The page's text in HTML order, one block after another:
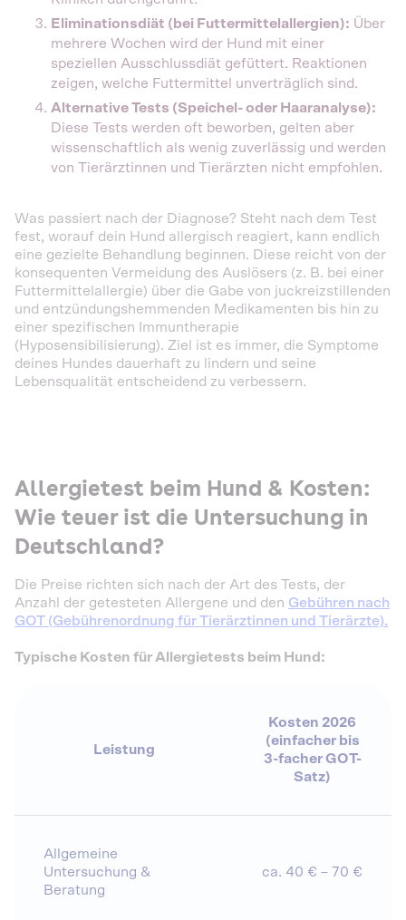
Eliminationsdiät (bei Futtermittelallergien): Über
mehrere Wochen wird der Hund mit einer
speziellen Ausschlussdiät gefüttert. Reaktionen
zeigen, welche Futtermittel unverträglich sind.
Alternative Tests (Speichel- oder Haaranalyse):
Diese Tests werden oft beworben, gelten aber
wissenschaftlich als wenig zuverlässig und werden
von Tierärztinnen und Tierärzten nicht empfohlen.
Was passiert nach der Diagnose? Steht nach dem Test
fest, worauf dein Hund allergisch reagiert, kann endlich
eine gezielte Behandlung beginnen. Diese reicht von der
konsequenten Vermeidung des Auslösers (z. B. bei einer
Futtermittelallergie) über die Gabe von juckreizstillenden
und entzündungshemmenden Medikamenten bis hin zu
einer spezifischen Immuntherapie
(Hyposensibilisierung). Ziel ist es immer, die Symptome
deines Hundes dauerhaft zu lindern und seine
Lebensqualität entscheidend zu verbessern.
Allergietest beim Hund & Kosten:
Wie teuer ist die Untersuchung in
Deutschland?
Die Preise richten sich nach der Art des Tests, der
Anzahl der getesteten Allergene und den Gebühren nach
GOT (Gebührenordnung für Tierärztinnen und Tierärzte).
Typische Kosten für Allergietests beim Hund:
Leistung
Kosten 2026
(einfacher bis
3-facher GOT-
Satz)
Allgemeine
Untersuchung &
Beratung
ca. 40 € – 70 €